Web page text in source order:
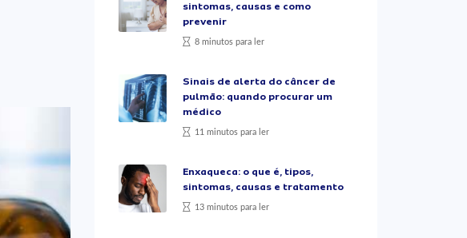
sintomas, causas e como
prevenir
8 minutos para ler
Sinais de alerta do câncer de
pulmão: quando procurar um
médico
11 minutos para ler
Enxaqueca: o que é, tipos,
sintomas, causas e tratamento
13 minutos para ler